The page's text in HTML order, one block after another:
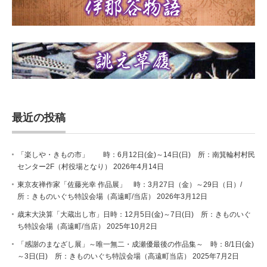
最近の投稿
「楽しや・きもの市」 時：6月12日(金)～14日(日) 所：南箕輪村村民
センター2F（村役場となり）
2026年4月14日
東京友禅作家「佐藤光幸 作品展」 時：3月27日（金）～29日（日）/
所：きものいぐち特設会場（高遠町/当店）
2026年3月12日
歳末大決算「大蔵出し市」日時：12月5日(金)～7日(日) 所：きものいぐ
ち特設会場（高遠町/当店）
2025年10月2日
「感謝のまなざし展」～唯一無二・成瀬優最後の作品集～ 時：8/1日(金)
～3日(日) 所：きものいぐち特設会場（高遠町当店）
2025年7月2日